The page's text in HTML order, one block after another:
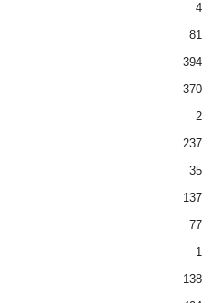
4
81
394
370
2
237
35
137
77
1
138